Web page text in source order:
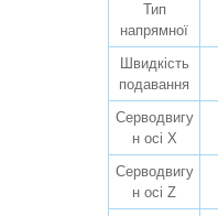
Тип
напрямної
Швидкість
подавання
Серводвигу
н осі X
Серводвигу
н осі Z